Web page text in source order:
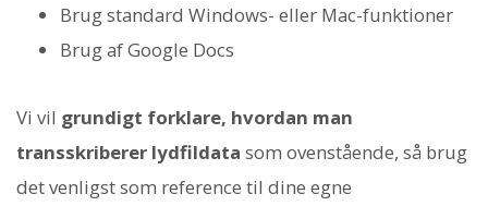
Brug standard Windows- eller Mac-funktioner
Brug af Google Docs
Vi vil grundigt forklare, hvordan man
transskriberer lydfildata som ovenstående, så brug
det venligst som reference til dine egne